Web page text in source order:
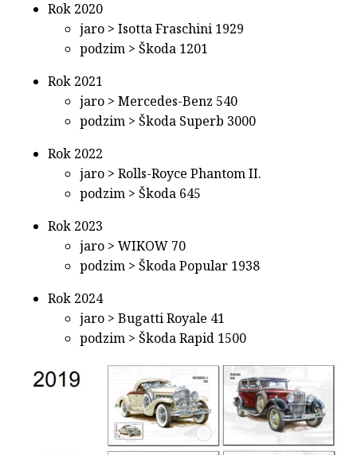
Rok 2020
jaro > Isotta Fraschini 1929
podzim > Škoda 1201
Rok 2021
jaro > Mercedes-Benz 540
podzim > Škoda Superb 3000
Rok 2022
jaro > Rolls-Royce Phantom II.
podzim > Škoda 645
Rok 2023
jaro > WIKOW 70
podzim > Škoda Popular 1938
Rok 2024
jaro > Bugatti Royale 41
podzim > Škoda Rapid 1500